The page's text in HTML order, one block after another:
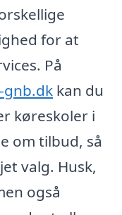
for at
På
gnb.dk kan du
køreskoler i
om tilbud, så
valg. Husk,
også